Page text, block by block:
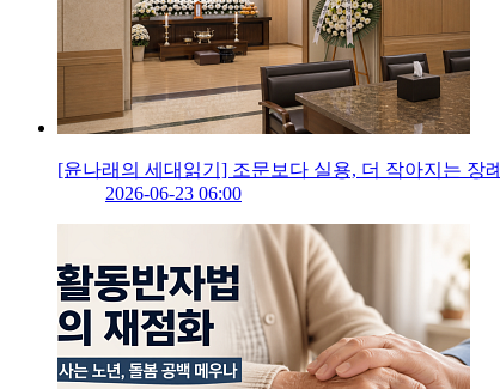
[윤나래의 세대읽기] 조문보다 실용, 더 작아지는 장례
2026-06-23 06:00